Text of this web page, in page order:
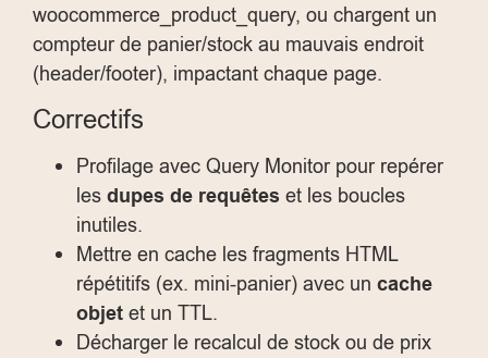
woocommerce_product_query, ou chargent un
compteur de panier/stock au mauvais endroit
(header/footer), impactant chaque page.
Correctifs
Profilage avec Query Monitor pour repérer
les dupes de requêtes et les boucles
inutiles.
Mettre en cache les fragments HTML
répétitifs (ex. mini-panier) avec un cache
objet et un TTL.
Décharger le recalcul de stock ou de prix